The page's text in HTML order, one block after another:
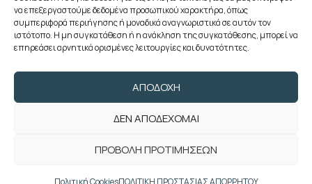
να επεξεργαστούμε δεδομένα προσωπικού χαρακτήρα, όπως
συμπεριφορά περιήγησης ή μοναδικά αναγνωριστικά σε αυτόν τον
ιστότοπο. Η μη συγκατάθεση ή η ανάκληση της συγκατάθεσης, μπορεί να
επηρεάσει αρνητικά ορισμένες λειτουργίες και δυνατότητες.
ΑΠΟΔΟΧΉ
ΔΕΝ ΑΠΟΔΈΧΟΜΑΙ
ΠΡΟΒΟΛΉ ΠΡΟΤΙΜΉΣΕΩΝ
Πολιτική CookiesΠΟΛΙΤΙΚΗ ΠΡΟΣΤΑΣΙΑΣ ΑΠΟΡΡΗΤΟΥ
(+30) 210 3622707
(+30) 2103633260
(+30) 2103622783
foroepi@poedoy.gr
επιφύλαξη παντός δικαιώματος. Developed
weblive.gr